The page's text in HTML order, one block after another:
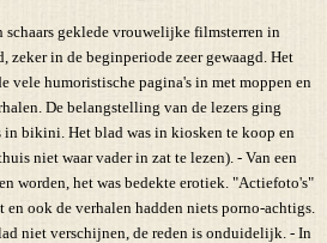
schaars geklede vrouwelijke filmsterren in
in de beginperiode zeer gewaagd. Het
vele humoristische pagina's in met moppen en
De belangstelling van de lezers ging
in bikini. Het blad was in kiosken te koop en
niet waar vader in zat te lezen). - Van een
worden, het was bedekte erotiek. "Actiefoto's"
en ook de verhalen hadden niets porno-achtigs.
niet verschijnen, de reden is onduidelijk. - In